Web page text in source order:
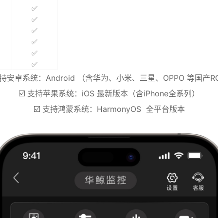
✅
✅
✅
✅
✅
✅
安卓系统：Android （含华为、小米、三星、OPPO 等国产
☑️ 支持苹果系统：iOS 最新版本（含iPhone全系列）
☑️ 支持鸿蒙系统：HarmonyOS 全平台版本